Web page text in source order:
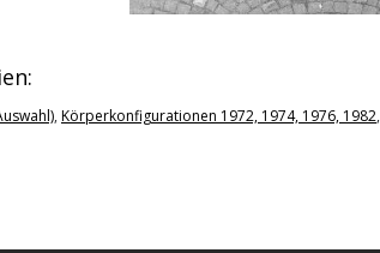
, Körperkonfigurationen 1972, 1974, 1976, 1982,